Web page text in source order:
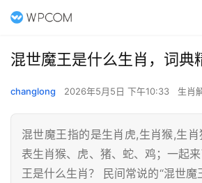
混世魔王是什么生肖，词典
changlong 2026年5月5日 下午10:33 生肖
混世魔王指的是生肖虎,生肖猴,生
表生肖猴、虎、猪、蛇、鸡；一起
王是什么生肖？ 民间常说的“混世魔